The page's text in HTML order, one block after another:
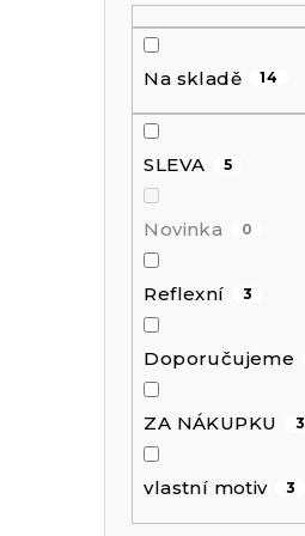
a
Na skladě 14
SLEVA 5
Novinka 0
Reflexní 3
Doporučujeme
ZA NÁKUPKU 3
vlastní motiv 3